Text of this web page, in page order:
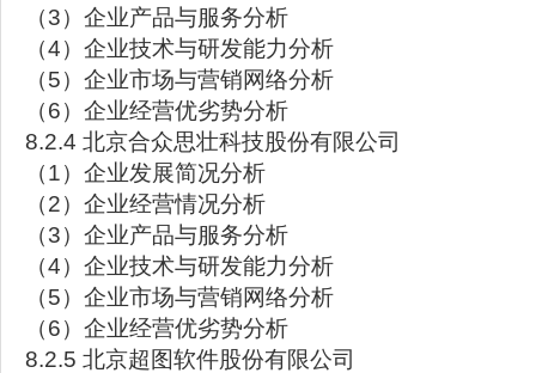
（3）企业产品与服务分析
（4）企业技术与研发能力分析
（5）企业市场与营销网络分析
（6）企业经营优劣势分析
8.2.4 北京合众思壮科技股份有限公司
（1）企业发展简况分析
（2）企业经营情况分析
（3）企业产品与服务分析
（4）企业技术与研发能力分析
（5）企业市场与营销网络分析
（6）企业经营优劣势分析
8.2.5 北京超图软件股份有限公司